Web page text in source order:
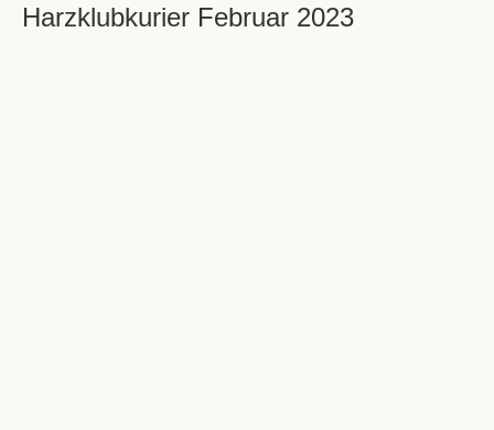
Harzklubkurier Februar 2023